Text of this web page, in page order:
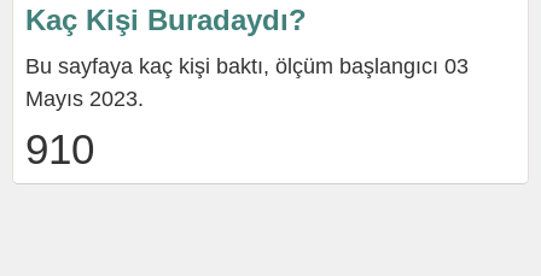
Kaç Kişi Buradaydı?
Bu sayfaya kaç kişi baktı, ölçüm başlangıcı 03
Mayıs 2023.
910